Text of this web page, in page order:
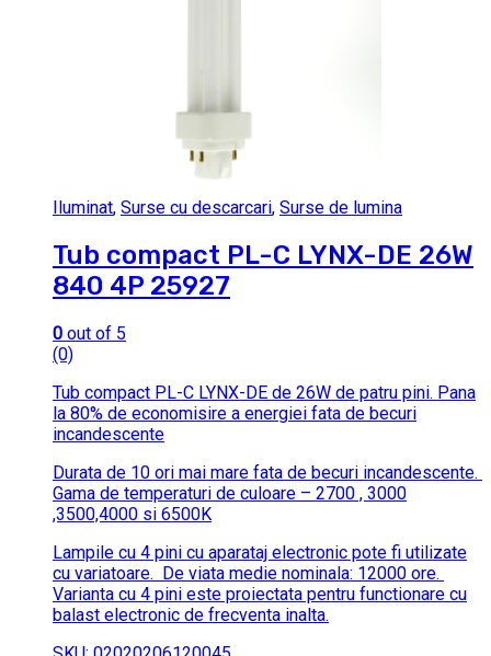
Iluminat, Surse cu descarcari, Surse de lumina
Tub compact PL-C LYNX-DE 26W
840 4P 25927
0 out of 5
(0)
Tub compact PL-C LYNX-DE de 26W de patru pini. Pana
la 80% de economisire a energiei fata de becuri
incandescente
Durata de 10 ori mai mare fata de becuri incandescente.
Gama de temperaturi de culoare – 2700 , 3000
,3500,4000 si 6500K
Lampile cu 4 pini cu aparataj electronic pote fi utilizate
cu variatoare.
De viata medie nominala: 12000 ore.
Varianta cu 4 pini este proiectata pentru functionare cu
balast electronic de frecventa inalta.